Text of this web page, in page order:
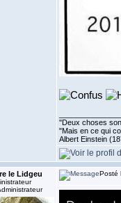
''Deux choses
"Mais en ce qui
Albert Einstein
le Lidgeu Posté